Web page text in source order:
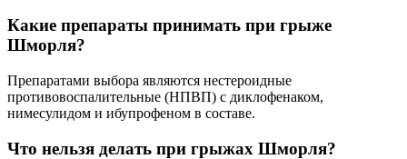
Какие препараты принимать при грыже
Шморля?
Препаратами выбора являются нестероидные
противовоспалительные (НПВП) с диклофенаком,
нимесулидом и ибупрофеном в составе.
Что нельзя делать при грыжах Шморля?